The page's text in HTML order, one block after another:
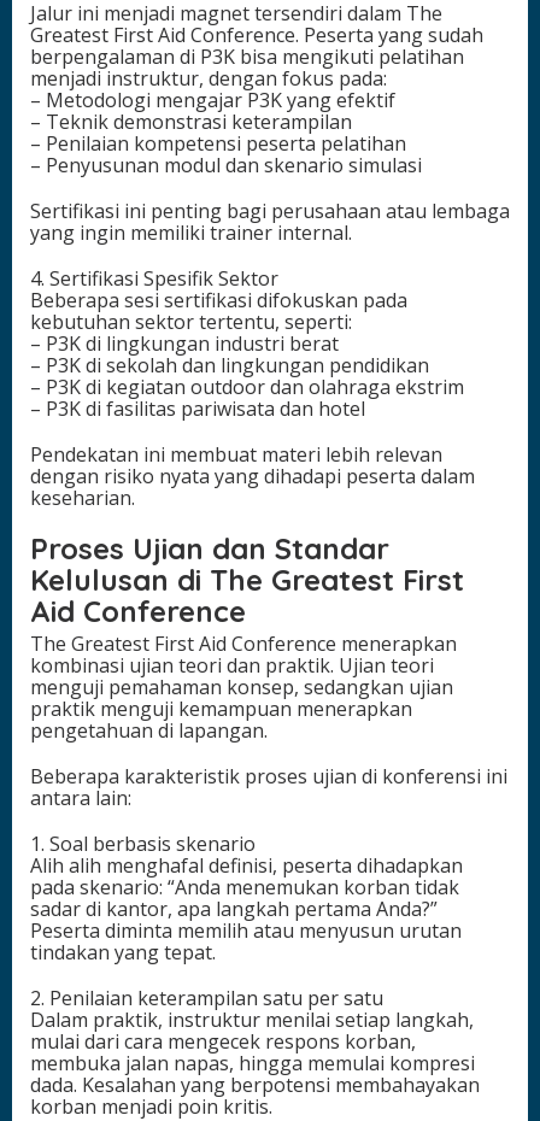
Jalur ini menjadi magnet tersendiri dalam The
Greatest First Aid Conference. Peserta yang sudah
berpengalaman di P3K bisa mengikuti pelatihan
menjadi instruktur, dengan fokus pada:
– Metodologi mengajar P3K yang efektif
– Teknik demonstrasi keterampilan
– Penilaian kompetensi peserta pelatihan
– Penyusunan modul dan skenario simulasi
Sertifikasi ini penting bagi perusahaan atau lembaga
yang ingin memiliki trainer internal.
4. Sertifikasi Spesifik Sektor
Beberapa sesi sertifikasi difokuskan pada
kebutuhan sektor tertentu, seperti:
– P3K di lingkungan industri berat
– P3K di sekolah dan lingkungan pendidikan
– P3K di kegiatan outdoor dan olahraga ekstrim
– P3K di fasilitas pariwisata dan hotel
Pendekatan ini membuat materi lebih relevan
dengan risiko nyata yang dihadapi peserta dalam
keseharian.
Proses Ujian dan Standar
Kelulusan di The Greatest First
Aid Conference
The Greatest First Aid Conference menerapkan
kombinasi ujian teori dan praktik. Ujian teori
menguji pemahaman konsep, sedangkan ujian
praktik menguji kemampuan menerapkan
pengetahuan di lapangan.
Beberapa karakteristik proses ujian di konferensi ini
antara lain:
1. Soal berbasis skenario
Alih alih menghafal definisi, peserta dihadapkan
pada skenario: “Anda menemukan korban tidak
sadar di kantor, apa langkah pertama Anda?”
Peserta diminta memilih atau menyusun urutan
tindakan yang tepat.
2. Penilaian keterampilan satu per satu
Dalam praktik, instruktur menilai setiap langkah,
mulai dari cara mengecek respons korban,
membuka jalan napas, hingga memulai kompresi
dada. Kesalahan yang berpotensi membahayakan
korban menjadi poin kritis.